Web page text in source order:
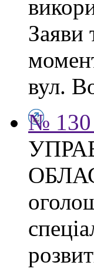
Заяви
вул.
№ 130